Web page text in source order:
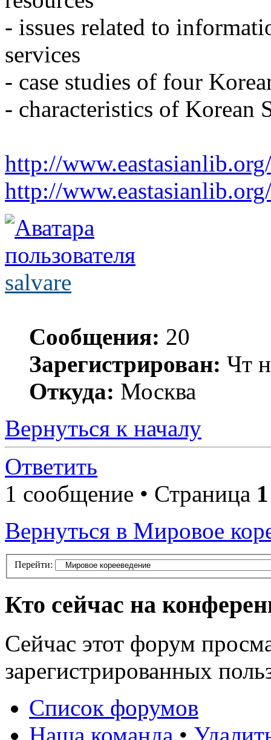
- issues related to
services
- case studies of four
- characteristics of Korean
http://
http://
salvare
Сообщения: 20
Зарегистрирован: Чт
Откуда: Москва
Вернуться к началу
Ответить
1 сообщение • Страница 1
Вернуться в Мировое
Перейти:
Кто сейчас на
Сейчас этот форум
зарегистрированных
Список форумов